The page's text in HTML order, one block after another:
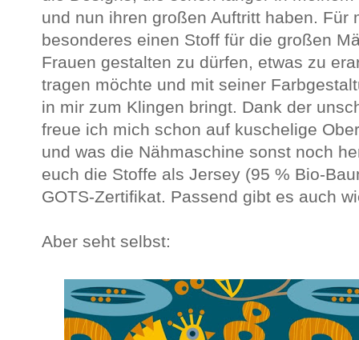
und nun ihren großen Auftritt haben. Für
besonderes einen Stoff für die großen
Frauen gestalten zu dürfen, etwas zu
tragen möchte und mit seiner
in mir zum Klingen bringt. Dank der
freue ich mich schon auf kuschelige
und was die Nähmaschine sonst noch
euch die Stoffe als Jersey (95 % Bio-
GOTS-Zertifikat. Passend gibt es auch
Aber seht selbst: